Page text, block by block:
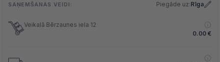
SAŅEMŠANAS VEIDI: Piegāde uz:Rīga
Veikalā Bērzaunes iela 12
0.00 €